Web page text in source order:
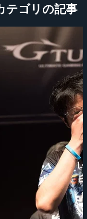
テゴリの記事